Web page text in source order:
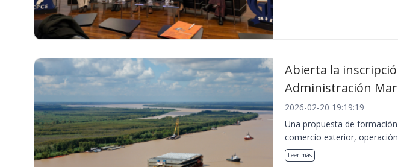
Abierta la
Administración
2026-02-20 19:19:19
Una propuesta de
comercio exterior,
Leer más